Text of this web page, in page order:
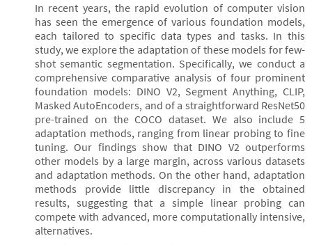
In recent years, the rapid evolution of computer vision
has seen the emergence of various foundation models,
each tailored to specific data types and tasks. In this
study, we explore the adaptation of these models for few-
shot semantic segmentation. Specifically, we conduct a
comprehensive comparative analysis of four prominent
foundation models: DINO V2, Segment Anything, CLIP,
Masked AutoEncoders, and of a straightforward ResNet50
pre-trained on the COCO dataset. We also include 5
adaptation methods, ranging from linear probing to fine
tuning. Our findings show that DINO V2 outperforms
other models by a large margin, across various datasets
and adaptation methods. On the other hand, adaptation
methods provide little discrepancy in the obtained
results, suggesting that a simple linear probing can
compete with advanced, more computationally intensive,
alternatives.